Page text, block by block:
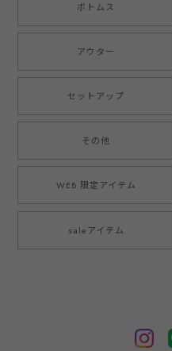
ボトムス
アウター
セットアップ
その他
WEB 限定アイテム
saleアイテム